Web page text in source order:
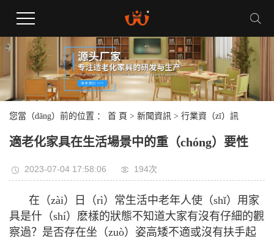
您當（dāng）前的位置 ： 首 頁 > 新聞資訊 > 行業資（zī）訊
適老化家具在生活場景中的重（chóng）要性
2023-07-04 17:58:06 194次
在（zài）日（rì）常生活中老年人使（shǐ）用家
具是什（shí）麽樣的狀態不知道大家有沒有仔細的觀
察過？是否存在坐（zuò）姿高矮不適或沒有扶手起